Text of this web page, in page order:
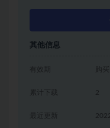
其他信息
有效期 购
累计下载 2